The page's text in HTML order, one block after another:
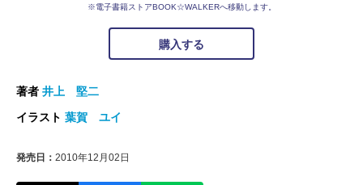
※電子書籍ストアBOOK☆WALKERへ移動します。
購入する
著者 井上 堅二
イラスト 葉賀 ユイ
発売日： 2010年12月02日